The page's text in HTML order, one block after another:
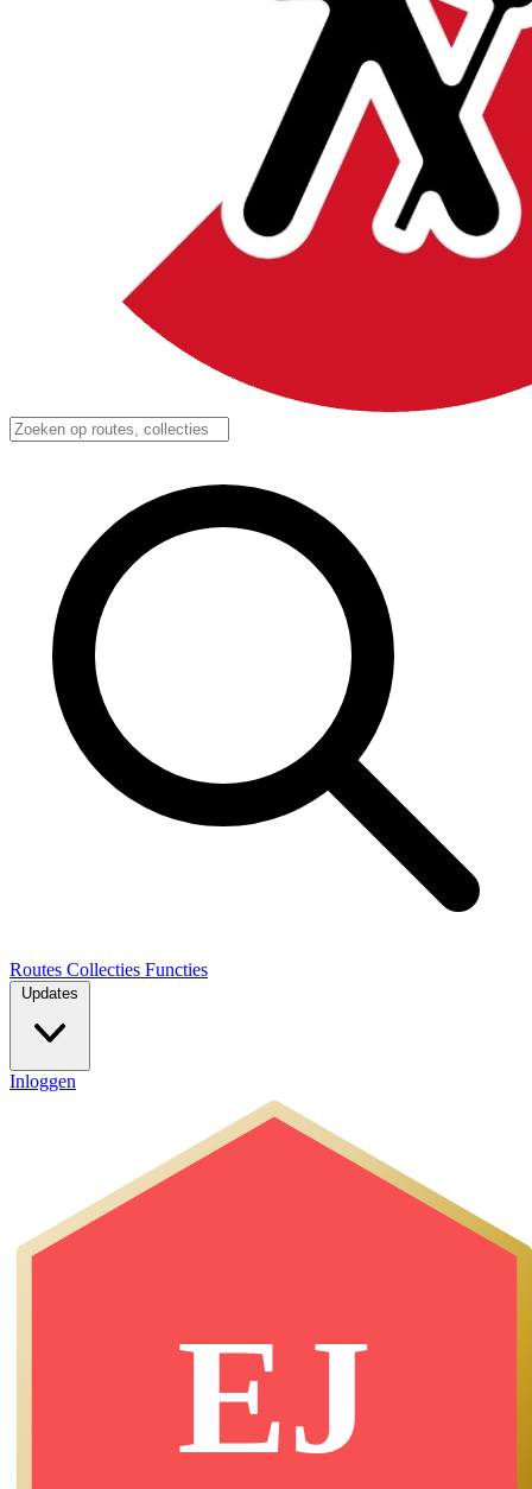
Routes Collecties Functies
Updates
Inloggen
EJ